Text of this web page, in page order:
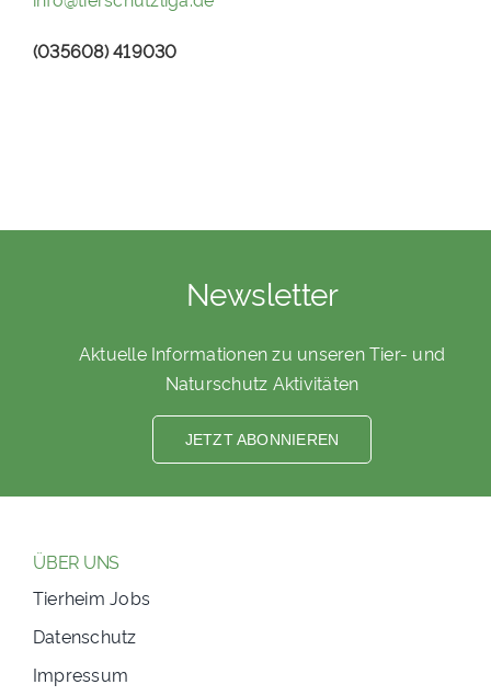
(035608) 419030
Newsletter
Aktuelle Informationen zu unseren Tier- und
Naturschutz Aktivitäten
JETZT ABONNIEREN
ÜBER UNS
Tierheim Jobs
Datenschutz
Impressum